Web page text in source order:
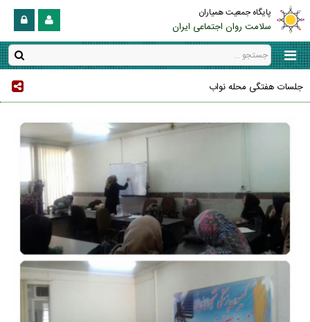
پایگاه جمعیت همیاران
سلامت روان اجتماعی ایران
جلسات هفتگی محله نواب